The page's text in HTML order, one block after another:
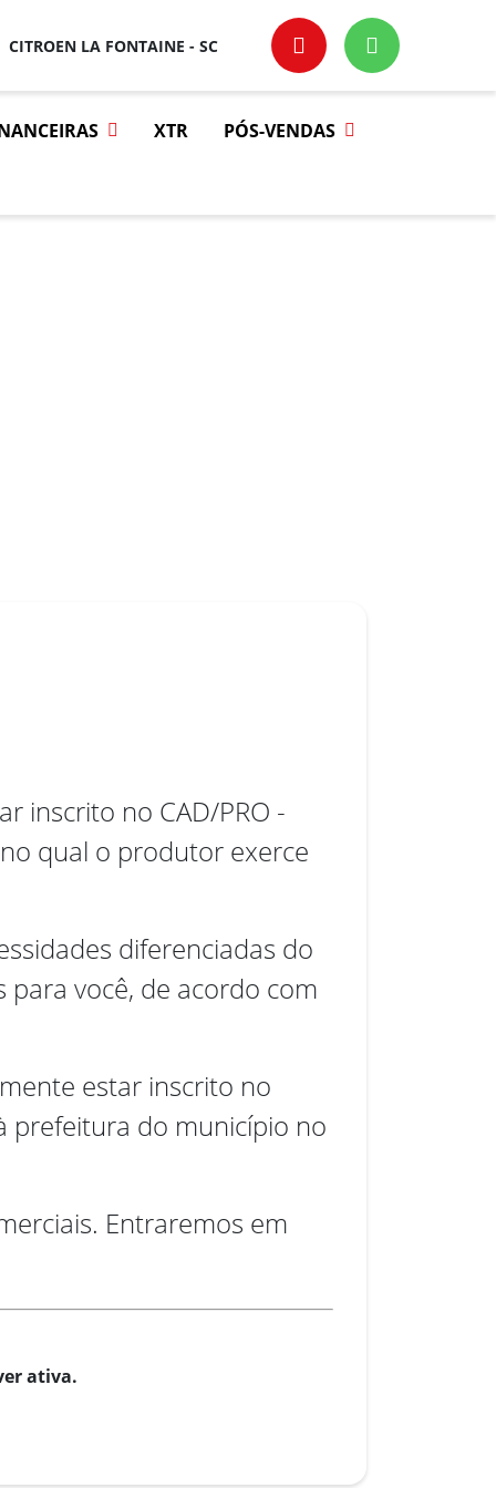
CITROEN LA FONTAINE - SC
XTR PÓS-VENDAS
inscrito no CAD/PRO -
qual o produtor exerce
diferenciadas do
você, de acordo com
estar inscrito no
prefeitura do município no
Entraremos em
ativa.